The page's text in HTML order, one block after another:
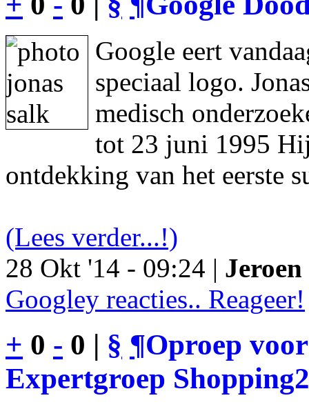
Google eert
speciaal logo.
medisch
tot 23 juni 1995
ontdekking van het eerste
(Lees verder...!)
28 Okt '14 - 09:24 |
Googley reacties.. Reageer!
+ 0 - 0 | § ¶Oproep
Expertgroep